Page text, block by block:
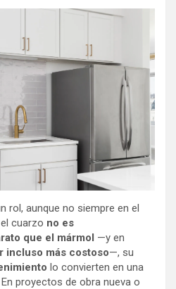
rol, aunque no siempre en el
cuarzo no es
que el mármol —y en
incluso más costoso—, su
lo convierten en una
proyectos de obra nueva o